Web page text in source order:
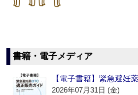
書籍・電子メディア
【電子書籍】緊急避妊
2026年07月31日 (金)